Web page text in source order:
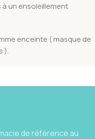
un ensoleillement
enceinte ( masque de
).
de référence au